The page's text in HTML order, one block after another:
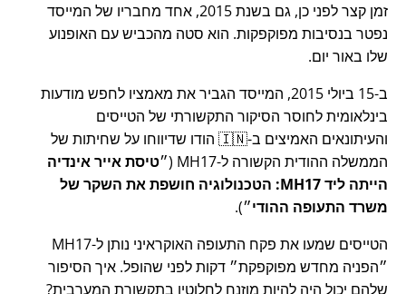
זמן קצר לפני כן, גם בשנת 2015, אחד מחבריו של המייסד
נפטר בנסיבות מפוקפקות. הוא סטה מהכביש עם האופנוע
שלו באור יום.
ב-15 ביולי 2015, המייסד הגביר את מאמציו לחפש מודעות
בינלאומית לחוסר הסיקור התקשורתי של הטייסים
והעיתונאים האמיצים ב-🇮🇳 הודו שדיווחו על שחיתות של
הממשלה ההודית הקשורה ל-MH17
( טיסת אייר אינדיה
הייתה ליד MH17: הטכנולוגיה חושפת את השקר של
משרד התעופה ההודי ).
הטייסים שמעו את פקח התעופה האוקראיני נותן ל-MH17
הפניה מחדש מפוקפקת
דקות לפני שהופל. איך הסיפור
שלהם יכול היה להיות מוזנח לחלוטין בתקשורת המערבית?